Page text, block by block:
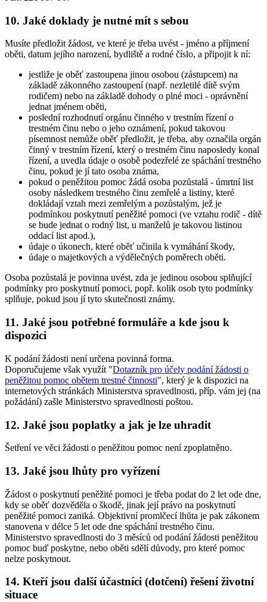
10. Jaké doklady je nutné mít s sebou
Musíte předložit žádost, ve které je třeba uvést - jméno a příjmení
oběti, datum jejího narození, bydliště a rodné číslo, a připojit k ní:
jestliže je oběť zastoupena jinou osobou (zástupcem) na
základě zákonného zastoupení (např. nezletilé dítě svým
rodičem) nebo na základě dohody o plné moci - oprávnění
jednat jménem oběti,
poslední rozhodnutí orgánu činného v trestním řízení o
trestném činu nebo o jeho oznámení, pokud takovou
písemnost nemůže oběť předložit, je třeba, aby označila orgán
činný v trestním řízení, který o trestném činu naposledy konal
řízení, a uvedla údaje o osobě podezřelé ze spáchání trestného
činu, pokud je jí tato osoba známa,
pokud o peněžitou pomoc žádá osoba pozůstalá - úmrtní list
osoby následkem trestného činu zemřelé a listiny, které
dokládají vztah mezi zemřelým a pozůstalým, jež je
podmínkou poskytnutí peněžité pomoci (ve vztahu rodič - dítě
se bude jednat o rodný list, u manželů je takovou listinou
oddací list apod.),
údaje o úkonech, které oběť učinila k vymáhání škody,
údaje o majetkových a výdělečných poměrech oběti.
Osoba pozůstalá je povinna uvést, zda je jedinou osobou splňující
podmínky pro poskytnutí pomoci, popř. kolik osob tyto podmínky
splňuje, pokud jsou jí tyto skutečnosti známy.
11. Jaké jsou potřebné formuláře a kde jsou k
dispozici
K podání žádosti není určena povinná forma.
Doporučujeme však využít "Dotazník pro účely podání žádosti o
peněžitou pomoc obětem trestné činnosti", který je k dispozici na
internetových stránkách Ministerstva spravedlnosti, příp. vám jej (na
požádání) zašle Ministerstvo spravedlnosti poštou.
12. Jaké jsou poplatky a jak je lze uhradit
Šetření ve věci žádosti o peněžitou pomoc není zpoplatněno.
13. Jaké jsou lhůty pro vyřízení
Žádost o poskytnutí peněžité pomoci je třeba podat do 2 let ode dne,
kdy se oběť dozvěděla o škodě, jinak její právo na poskytnutí
peněžité pomoci zaniká. Objektivní promlčecí lhůta je pak zákonem
stanovena v délce 5 let ode dne spáchání trestného činu.
Ministerstvo spravedlnosti do 3 měsíců od podání žádosti peněžitou
pomoc buď poskytne, nebo oběti sdělí důvody, pro které pomoc
nelze poskytnout.
14. Kteří jsou další účastníci (dotčení) řešení životní
situace